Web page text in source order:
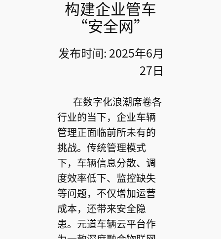
构建企业管车
“安全网”
发布时间: 2025年6月
27日
在数字化浪潮席卷各
行业的当下，企业车辆
管理正面临前所未有的
挑战。传统管理模式
下，车辆信息分散、调
度效率低下、监控缺失
等问题，不仅增加运营
成本，还带来安全隐
患。元道车辆云平台作